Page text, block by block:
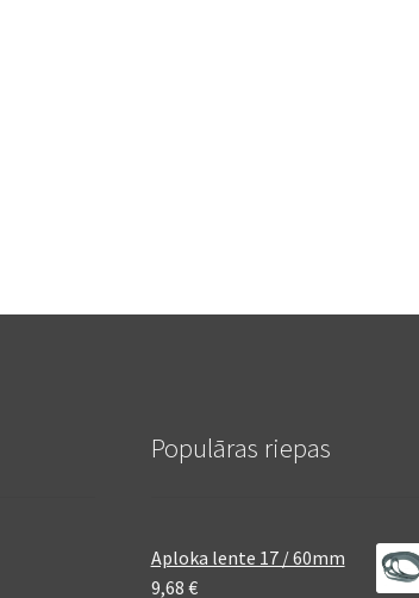
Populāras riepas
Aploka lente 17 / 60mm
9,68 €